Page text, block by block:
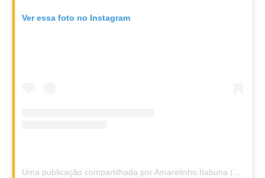
Ver essa foto no Instagram
Uma publicação compartilhada por Amarelinho Itabuna (@amarelinhoitabuna)